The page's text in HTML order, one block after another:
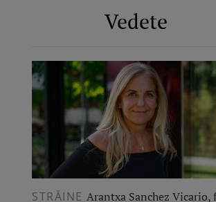
Vedete
STRĂINE Arantxa Sanchez Vicario,